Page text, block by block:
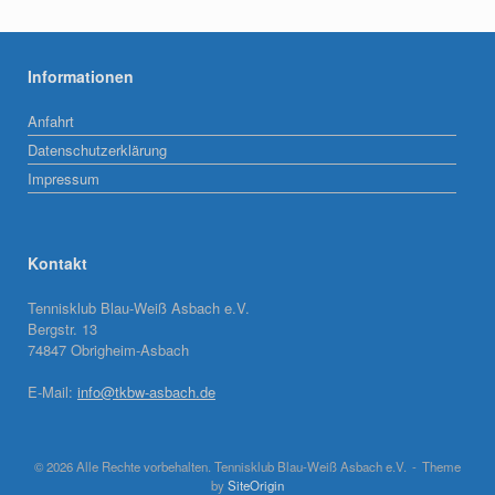
Informationen
Anfahrt
Datenschutzerklärung
Impressum
Kontakt
Tennisklub Blau-Weiß Asbach e.V.
Bergstr. 13
74847 Obrigheim-Asbach
E-Mail: info@tkbw-asbach.de
© 2026 Alle Rechte vorbehalten. Tennisklub Blau-Weiß Asbach e.V.
Theme
bySiteOrigin